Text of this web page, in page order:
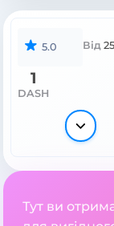
5.0 Від
1
DASH
Тут ви